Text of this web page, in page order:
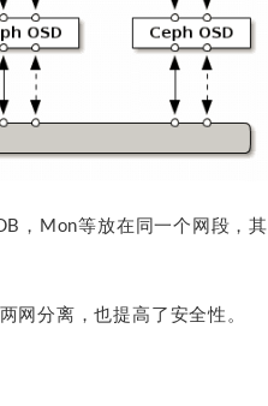
，Mon等放在同一个网段，其
网分离，也提高了安全性。